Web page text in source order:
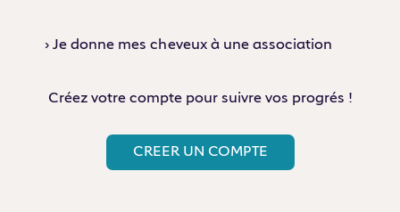
› Je donne mes cheveux à une association
Créez votre compte pour suivre vos progrés !
CREER UN COMPTE